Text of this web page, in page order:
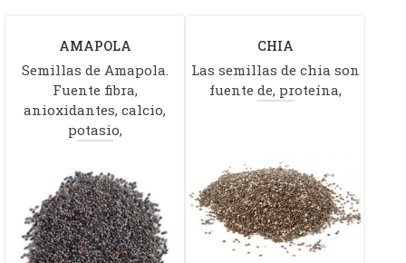
AMAPOLA
Semillas de Amapola.
Fuente fibra,
anioxidantes, calcio,
potasio,
CHIA
Las semillas de chia son
fuente de, proteína,